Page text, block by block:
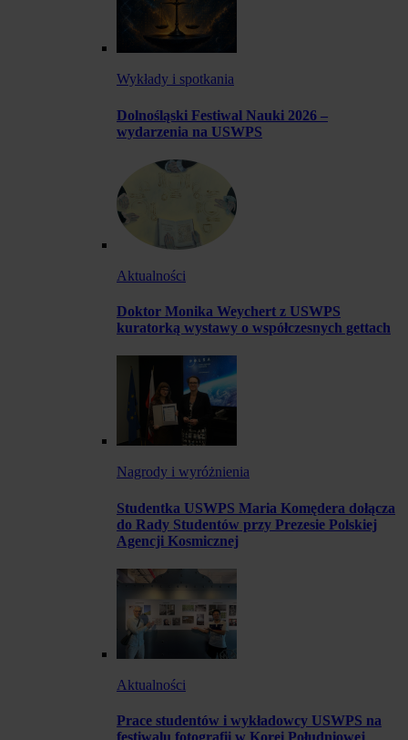
Wykłady i spotkania
Dolnośląski Festiwal Nauki 2026 –
wydarzenia na USWPS
Aktualności
Doktor Monika Weychert z USWPS
kuratorką wystawy o współczesnych gettach
Nagrody i wyróżnienia
Studentka USWPS Maria Komędera dołącza
do Rady Studentów przy Prezesie Polskiej
Agencji Kosmicznej
Aktualności
Prace studentów i wykładowcy USWPS na